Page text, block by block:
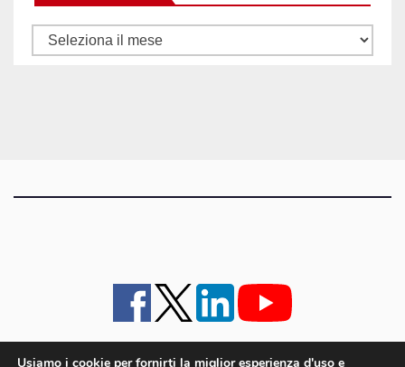
Tutti
Usiamo i cookie per fornirti la miglior esperienza d'uso e